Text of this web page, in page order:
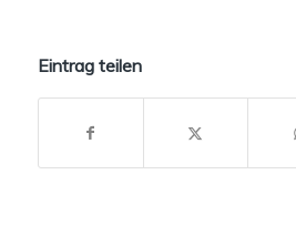
Eintrag teilen